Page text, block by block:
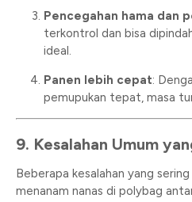
Pencegahan hama dan
terkontrol dan bisa
ideal.
Panen lebih cepat:
pemupukan tepat, masa
9. Kesalahan Umum
Beberapa kesalahan yang
menanam nanas di polybag